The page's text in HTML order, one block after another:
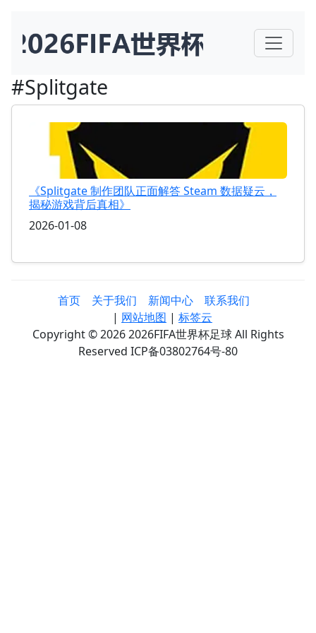
#Splitgate
《Splitgate 制作团队正面解答 Steam 数据疑云，
揭秘游戏背后真相》
2026-01-08
首页 关于我们 新闻中心
联系我们
| 网站地图 | 标签云
Copyright © 2026 2026FIFA世界杯足球 All Rights
Reserved ICP备03802764号-80